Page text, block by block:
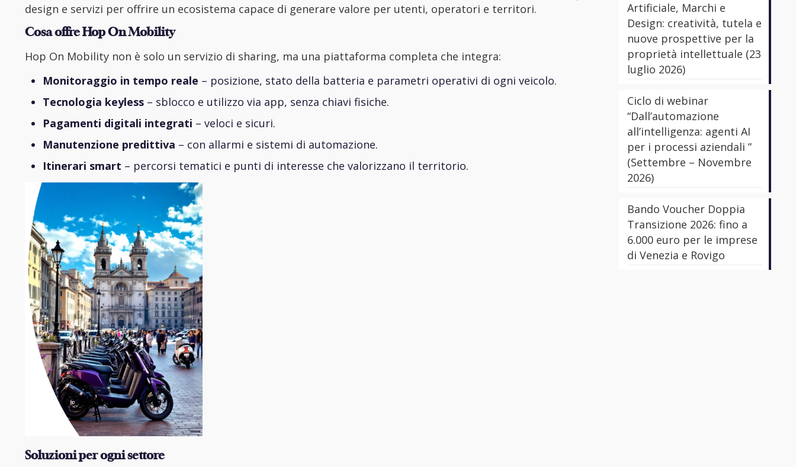
design e servizi per offrire un ecosistema capace di generare valore per utenti, operatori e territori.
Cosa offre Hop On Mobility
Hop On Mobility non è solo un servizio di sharing, ma una piattaforma completa che integra:
Monitoraggio in tempo reale – posizione, stato della batteria e parametri operativi di ogni veicolo.
Tecnologia keyless– sblocco e utilizzo via app, senza chiavi fisiche.
Pagamenti digitali integrati – veloci e sicuri.
Manutenzione predittiva – con allarmi e sistemi di automazione.
Itinerari smart – percorsi tematici e punti di interesse che valorizzano il territorio.
Soluzioni per ogni settore
Artificiale, Marchi e
Design: creatività, tutela e
nuove prospettive per la
proprietà intellettuale (23
luglio 2026)
Ciclo di webinar
“Dall’automazione
all’intelligenza: agenti AI
per i processi aziendali ”
(Settembre – Novembre
2026)
Bando Voucher Doppia
Transizione 2026: fino a
6.000 euro per le imprese
di Venezia e Rovigo